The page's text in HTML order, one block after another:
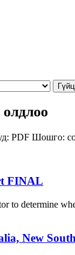
PDF Шошго:
FINAL
to determine
New